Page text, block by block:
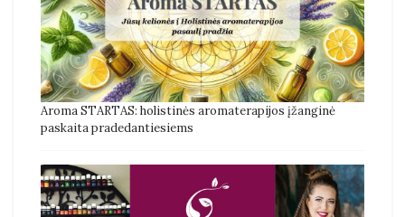
Aroma STARTAS: holistinės aromaterapijos įžanginė
paskaita pradedantiesiems